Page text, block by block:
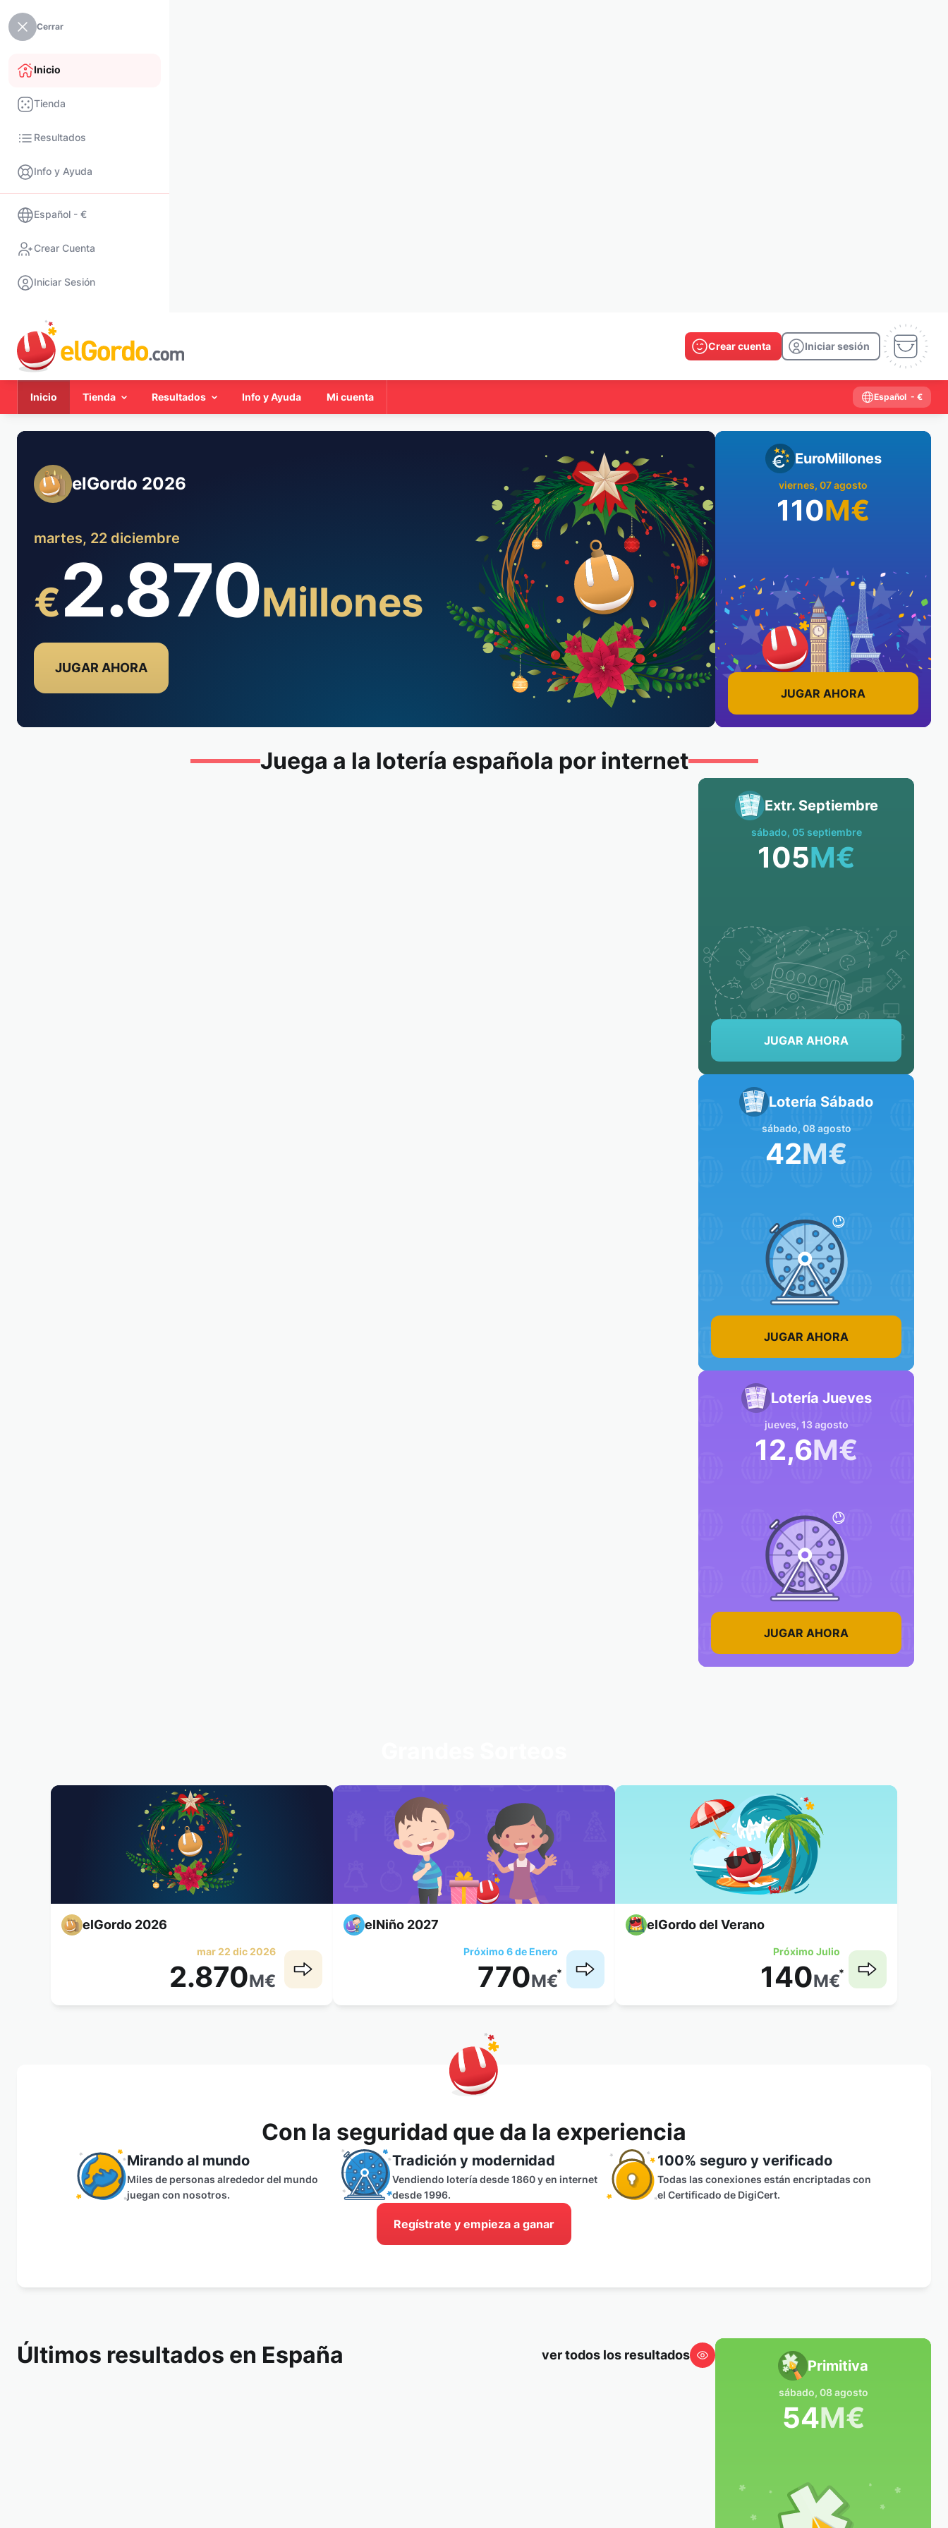
Cerrar
Inicio
Tienda
Resultados
Info y Ayuda
Español - €
Crear Cuenta
Iniciar Sesión
Crear cuenta Iniciar sesión
Inicio Tienda Resultados Info y Ayuda Mi cuenta Español - €
elGordo 2026
martes, 22 diciembre
€2.870Millones
JUGAR AHORA
EuroMillones
viernes, 07 agosto
110M€
JUGAR AHORA
Juega a la lotería española por internet
Extr. Septiembre
sábado, 05 septiembre
105M€
JUGAR AHORA
Lotería Sábado
sábado, 08 agosto
42M€
JUGAR AHORA
Lotería Jueves
jueves, 13 agosto
12,6M€
JUGAR AHORA
elGordo 2026
mar 22 dic 2026
2.870M€
elNiño 2027
Próximo 6 de Enero
770M€*
elGordo del Verano
Próximo Julio
140M€*
Con la seguridad que da la experiencia
Mirando al mundo
Miles de personas alrededor del mundo
juegan con nosotros.
Tradición y modernidad
Vendiendo lotería desde 1860 y en internet
desde 1996.
100% seguro y verificado
Todas las conexiones están encriptadas con
el Certificado de DigiCert.
Regístrate y empieza a ganar
Últimos resultados en España ver todos los resultados
Primitiva
sábado, 08 agosto
54M€